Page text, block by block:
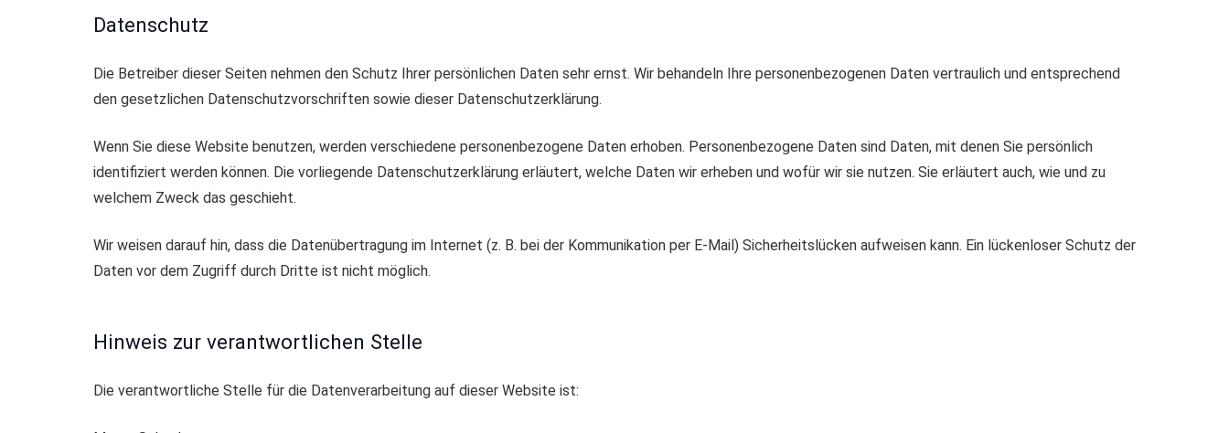
Datenschutz
Die Betreiber dieser Seiten nehmen den Schutz Ihrer persönlichen Daten sehr ernst. Wir behandeln Ihre personenbezogenen Daten vertraulich und entsprechend
den gesetzlichen Datenschutzvorschriften sowie dieser Datenschutzerklärung.
Wenn Sie diese Website benutzen, werden verschiedene personenbezogene Daten erhoben. Personenbezogene Daten sind Daten, mit denen Sie persönlich
identifiziert werden können. Die vorliegende Datenschutzerklärung erläutert, welche Daten wir erheben und wofür wir sie nutzen. Sie erläutert auch, wie und zu
welchem Zweck das geschieht.
Wir weisen darauf hin, dass die Datenübertragung im Internet (z. B. bei der Kommunikation per E-Mail) Sicherheitslücken aufweisen kann. Ein lückenloser Schutz der
Daten vor dem Zugriff durch Dritte ist nicht möglich.
Hinweis zur verantwortlichen Stelle
Die verantwortliche Stelle für die Datenverarbeitung auf dieser Website ist: